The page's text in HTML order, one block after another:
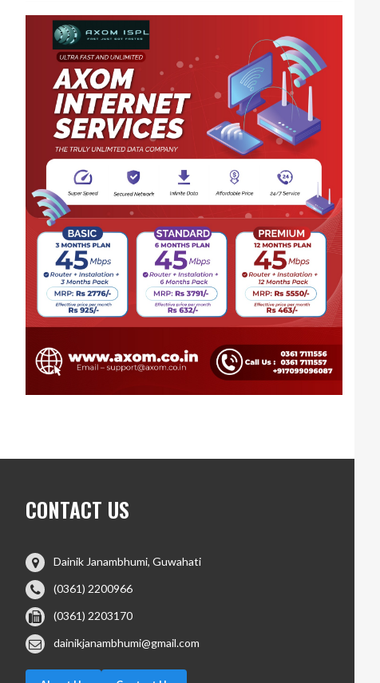
CONTACT US
Dainik Janambhumi, Guwahati
(0361) 2200966
(0361) 2203170
dainikjanambhumi@gmail.com